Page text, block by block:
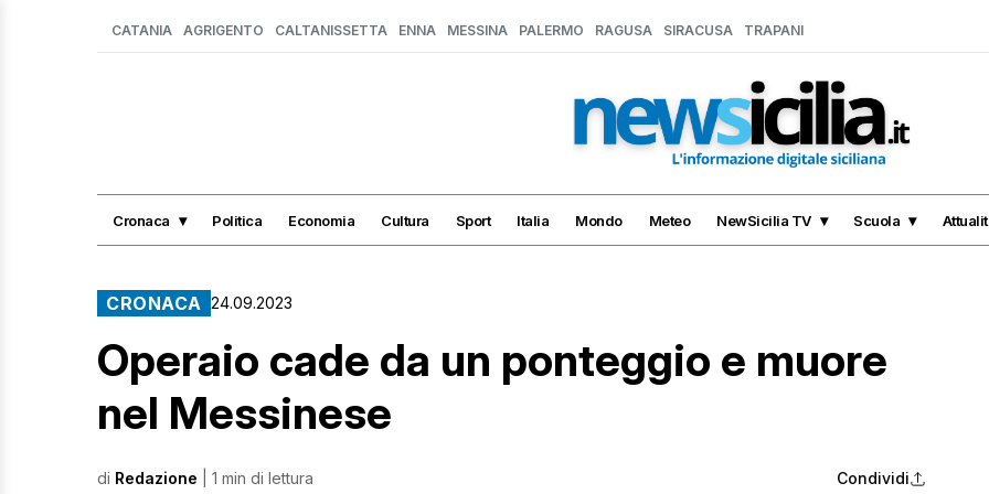
CATANIA AGRIGENTO CALTANISSETTA ENNA MESSINA PALERMO RAGUSA SIRACUSA TRAPANI
Cronaca Politica Economia Cultura Sport Italia Mondo Meteo NewSicilia TV Scuola
CRONACA 24.09.2023
Operaio cade da un ponteggio e muore
nel Messinese
di Redazione | 1 min di lettura Condividi